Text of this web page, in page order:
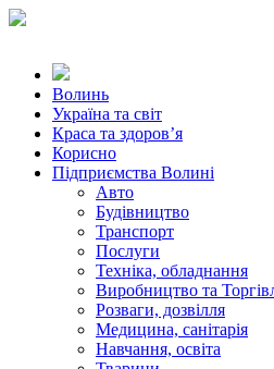
Волинь
Україна та світ
Краса та здоров’я
Корисно
Підприємства Волині
Авто
Будівництво
Транспорт
Послуги
Техніка, обладнання
Виробництво та
Розваги, дозвілля
Медицина, санітарія
Навчання, освіта